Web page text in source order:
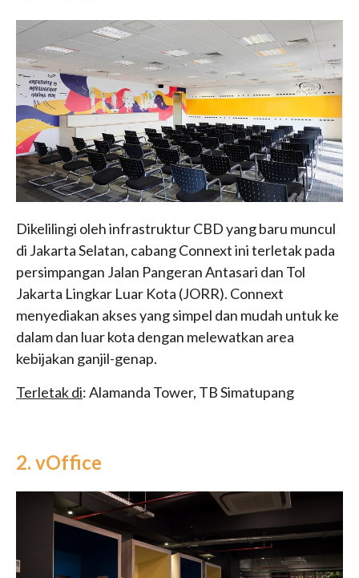
Dikelilingi oleh infrastruktur CBD yang baru muncul
di Jakarta Selatan, cabang Connext ini terletak pada
persimpangan Jalan Pangeran Antasari dan Tol
Jakarta Lingkar Luar Kota (JORR). Connext
menyediakan akses yang simpel dan mudah untuk ke
dalam dan luar kota dengan melewatkan area
kebijakan ganjil-genap.
Terletak di: Alamanda Tower, TB Simatupang
2. vOffice